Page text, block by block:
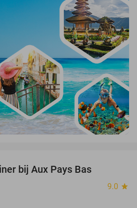
bij Aux Pays Bas
9.0 star